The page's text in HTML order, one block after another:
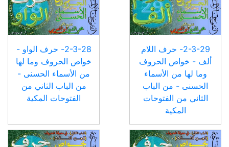
2-3-29- حرف اللام
ألف - خواص الحروف
وما لها من الأسماء
الحسنى - من الباب
الثاني من الفتوحات
المكية
2-3-28- حرف الواو -
خواص الحروف وما لها
من الأسماء الحسنى -
من الباب الثاني من
الفتوحات المكية